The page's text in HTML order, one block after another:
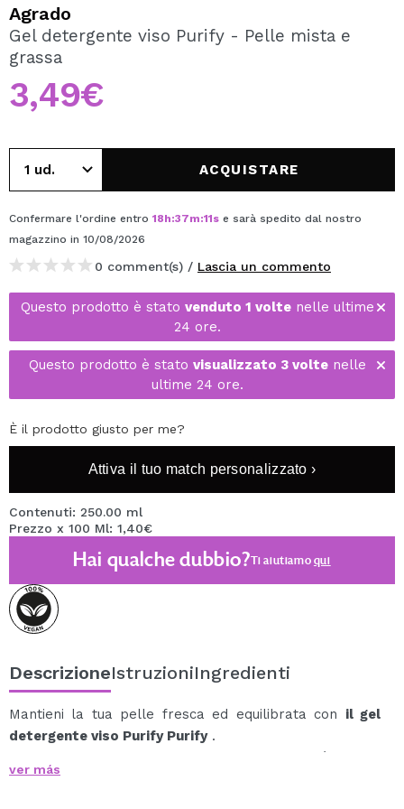
Creando un account su Maquibeauty.it potrai fare i tuoi
acquisti velocemente, controllare lo stato dei tuoi ordini e
Agrado
Gel detergente viso Purify - Pelle mista e
grassa
3,49€
ACQUISTARE
Confermare l'ordine entro 18h:37m:11s e sarà spedito dal nostro
magazzino in 10/08/2026
0 comment(s) / Lascia un commento
Questo prodotto è stato venduto 1 volte nelle ultime
24 ore.
Questo prodotto è stato visualizzato 3 volte nelle
ultime 24 ore.
È il prodotto giusto per me?
Attiva il tuo match personalizzato ›
Contenuti: 250.00 ml
Prezzo x 100 Ml: 1,40€
Hai qualche dubbio?Ti aiutiamoqui
DescrizioneIstruzioniIngredienti
Mantieni la tua pelle fresca ed equilibrata con il gel
detergente viso Purify Purify.
La sua formula delicata deterge in profondità, riduce
l'eccessiva lucidità e aiuta a mantenere l'equilibrio
ver más